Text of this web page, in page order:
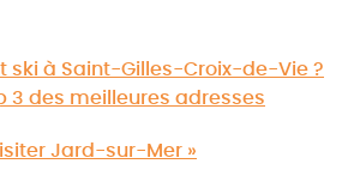
ski à Saint-Gilles-Croix-de-Vie ?
3 des meilleures adresses
Jard-sur-Mer »